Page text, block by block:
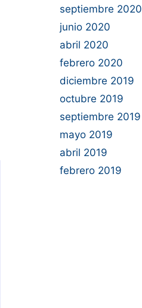
septiembre 2020
junio 2020
abril 2020
febrero 2020
diciembre 2019
octubre 2019
septiembre 2019
mayo 2019
abril 2019
febrero 2019